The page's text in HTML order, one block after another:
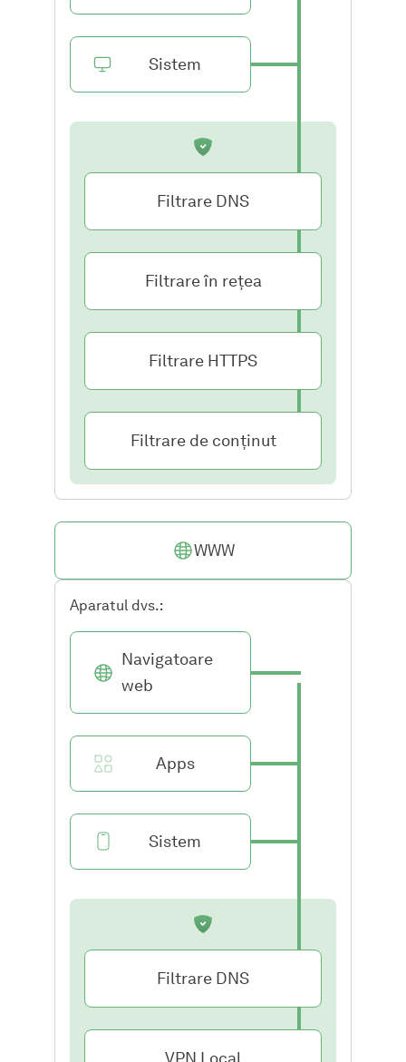
Sistem
Filtrare DNS
Filtrare în rețea
Filtrare HTTPS
Filtrare de conținut
WWW
Aparatul dvs.:
Navigatoare
web
Apps
Sistem
Filtrare DNS
VPN Local